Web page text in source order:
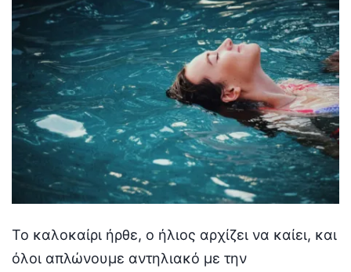
Το καλοκαίρι ήρθε, ο ήλιος αρχίζει να καίει, και
όλοι απλώνουμε αντηλιακό με την